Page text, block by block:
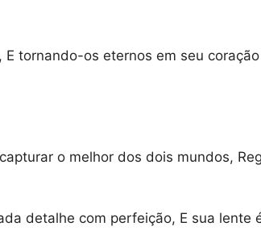
tornando-os eternos em seu
o melhor dos dois mundos,
detalhe com perfeição, E sua